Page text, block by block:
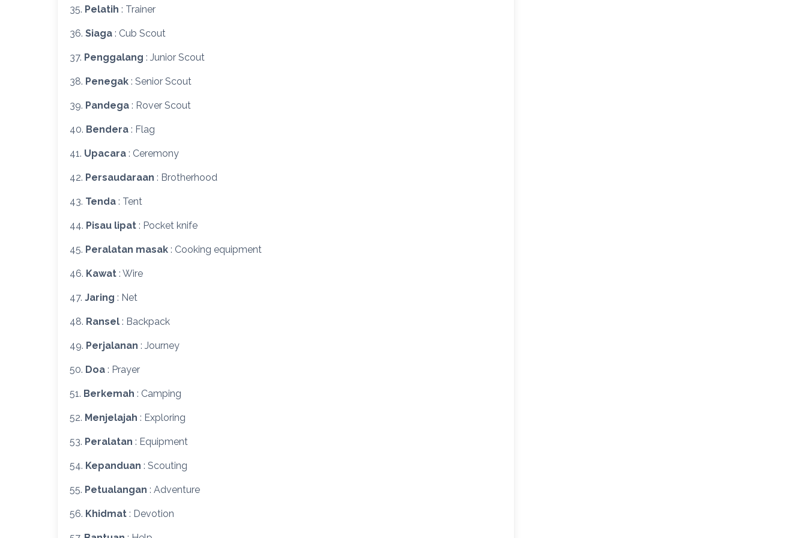
35. Pelatih : Trainer
36. Siaga : Cub Scout
37. Penggalang : Junior Scout
38. Penegak : Senior Scout
39. Pandega : Rover Scout
40. Bendera : Flag
41. Upacara : Ceremony
42. Persaudaraan : Brotherhood
43. Tenda : Tent
44. Pisau lipat : Pocket knife
45. Peralatan masak : Cooking equipment
46. Kawat : Wire
47. Jaring : Net
48. Ransel : Backpack
49. Perjalanan : Journey
50. Doa : Prayer
51. Berkemah : Camping
52. Menjelajah : Exploring
53. Peralatan : Equipment
54. Kepanduan : Scouting
55. Petualangan : Adventure
56. Khidmat : Devotion